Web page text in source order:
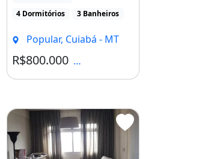
4 Dormitórios
3 Banheiros
Popular, Cuiabá - MT
R$800.000 Condomínio R$2.100